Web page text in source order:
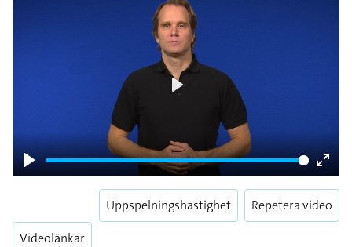
Play
Enter
Videolänkar
Uppspelningshastighet Repetera video